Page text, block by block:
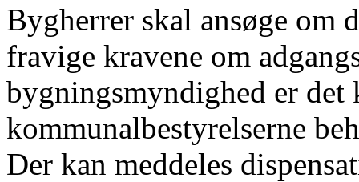
Bygherrer skal ansøge om
fravige kravene om
bygningsmyndighed er det
kommunalbestyrelserne
Der kan meddeles